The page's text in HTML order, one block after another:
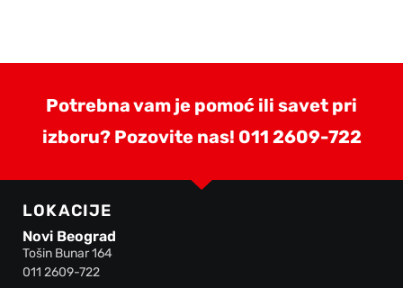
Potrebna vam je pomoć ili savet pri
izboru? Pozovite nas! 011 2609-722
LOKACIJE
Novi Beograd
Tošin Bunar 164
011 2609-722